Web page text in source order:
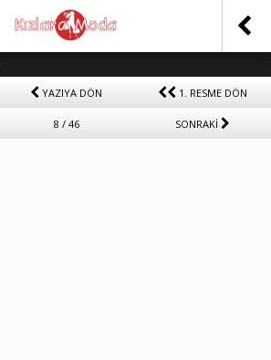
YAZIYA DÖN 1. RESME DÖN
8 / 46 SONRAKİ